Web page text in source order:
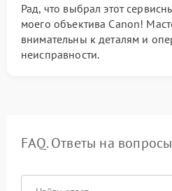
Рад, что выбрал этот
моего объектива Canon!
внимательны к деталям и
неисправности.
FAQ. Ответы на вопросы